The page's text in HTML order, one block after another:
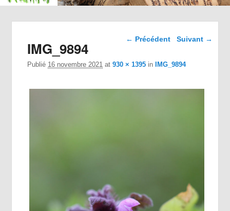
Navigation dans les
← Précédent Suivant →
IMG_9894
Publié 16 novembre 2021 at930 × 1395 in IMG_9894